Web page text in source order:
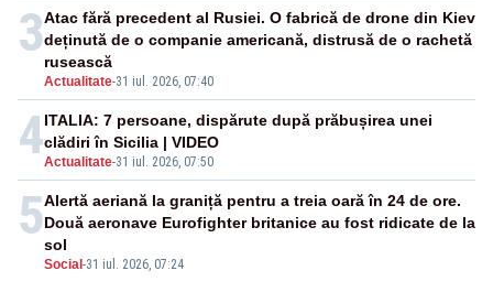
3
Actualitate-31 iul. 2026, 07:40
Atac fără precedent al Rusiei. O fabrică de drone din Kiev
deținută de o companie americană, distrusă de o rachetă
rusească
4Actualitate-31 iul. 2026, 07:50
ITALIA: 7 persoane, dispărute după prăbușirea unei
clădiri în Sicilia | VIDEO
5
Social -31 iul. 2026, 07:24
Alertă aeriană la graniță pentru a treia oară în 24 de ore.
Două aeronave Eurofighter britanice au fost ridicate de la
sol